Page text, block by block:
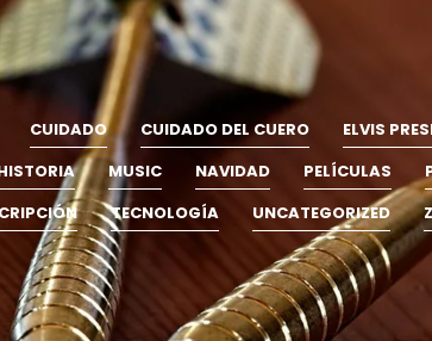
CUIDADO CUIDADO DEL CUERO ELVIS
MUSIC NAVIDAD PELÍCULAS
TECNOLOGÍA UNCATEGORIZED